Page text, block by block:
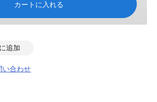
カートに入れる
追加
い合わせ